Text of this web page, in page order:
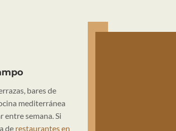
bares de
mediterránea
semana. Si
de restaurantes en